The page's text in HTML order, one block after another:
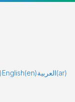
English(en)العربية(ar)